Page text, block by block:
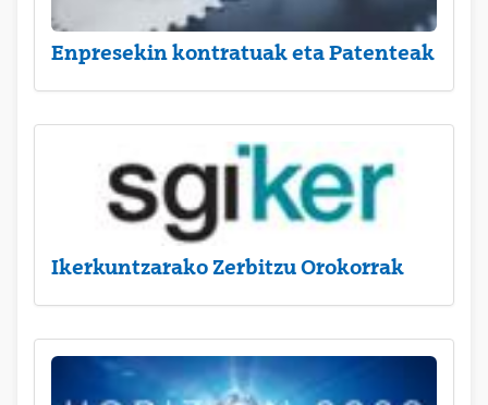
Enpresekin kontratuak eta Patenteak
Ikerkuntzarako Zerbitzu Orokorrak